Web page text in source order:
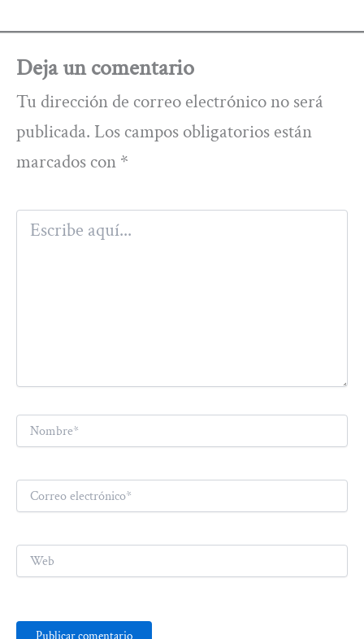
Deja un comentario
Tu dirección de correo electrónico no será
publicada. Los campos obligatorios están
marcados con *
Escribe
aquí...
Nombre*
Correo
electrónico*
Web